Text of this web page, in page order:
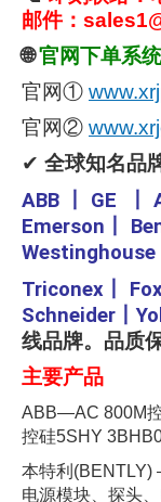
邮件：
🌐官网下单系
官网①
官网②
✔ 全球知名品
ABB GE
Emerson
Westinghouse
Triconex
Schneider 丨
线品牌。品质
主要产品
ABB—AC 800M
控硅5SHY
本特利(BENTLY)
电源模块、探头